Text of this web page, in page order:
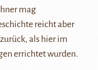
mag
reicht aber
als hier im
errichtet wurden.